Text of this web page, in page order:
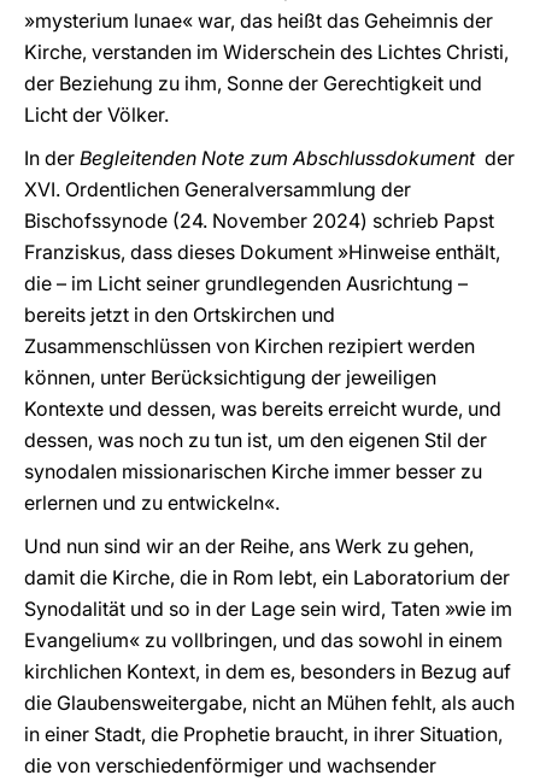
»mysterium lunae« war, das heißt das Geheimnis der
Kirche, verstanden im Widerschein des Lichtes Christi,
der Beziehung zu ihm, Sonne der Gerechtigkeit und
Licht der Völker.
In der Begleitenden Note zum Abschlussdokumentder
XVI. Ordentlichen Generalversammlung der
Bischofssynode (24. November 2024) schrieb Papst
Franziskus, dass dieses Dokument »Hinweise enthält,
die – im Licht seiner grundlegenden Ausrichtung –
bereits jetzt in den Ortskirchen und
Zusammenschlüssen von Kirchen rezipiert werden
können, unter Berücksichtigung der jeweiligen
Kontexte und dessen, was bereits erreicht wurde, und
dessen, was noch zu tun ist, um den eigenen Stil der
synodalen missionarischen Kirche immer besser zu
erlernen und zu entwickeln«.
Und nun sind wir an der Reihe, ans Werk zu gehen,
damit die Kirche, die in Rom lebt, ein Laboratorium der
Synodalität und so in der Lage sein wird, Taten »wie im
Evangelium« zu vollbringen, und das sowohl in einem
kirchlichen Kontext, in dem es, besonders in Bezug auf
die Glaubensweitergabe, nicht an Mühen fehlt, als auch
in einer Stadt, die Prophetie braucht, in ihrer Situation,
die von verschiedenförmiger und wachsender